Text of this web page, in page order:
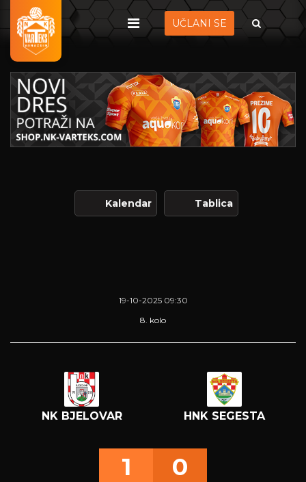
UČLANI SE
Kalendar Tablica
19-10-2025 09:30
8. kolo
NK BJELOVAR HNK SEGESTA
1 0